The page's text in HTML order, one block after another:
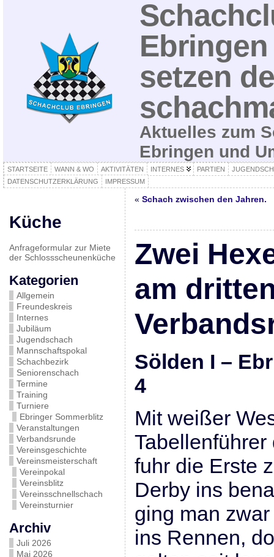
setzen
Aktuelles zum
Ebringen und
STARTSEITE WANN & WO AKTIVITÄTEN INTERNES PARTIEN
DATENSCHUTZERKLÄRUNG
IMPRESSUM
Küche
Anfrageformular zur Miete
der Schlossscheunenküche
Kategorien
Allgemein
Freundeskreis
Internes
Jubiläum
Jugendschach
Mannschaftspokal
Schachbezirk
Seniorenschach
Termine
Training
Turniere
Ebringer Sommerblitz
Veranstaltungen
Verbandsrunde
Vereinsgeschichte
Vereinsmeisterschaft
Vereinpokal
Vereinsblitz
Vereinsschnellschach
Vereinsturnier
Archiv
Juli 2026
Mai 2026
« Schach zwischen den Jahren.
Zwei
am
Sölden I
4
Mit weißer
fuhr die Erste
Derby ins
ging man
ins Rennen,